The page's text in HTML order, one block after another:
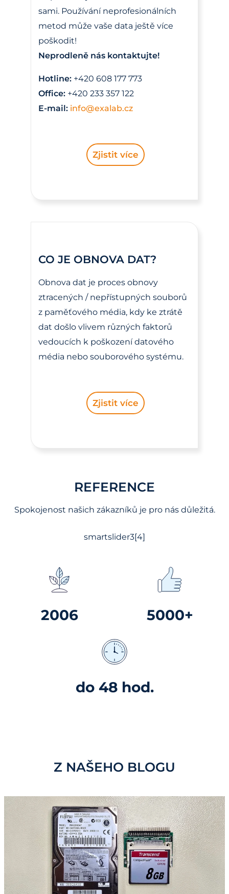
sami. Používání neprofesionálních
metod může vaše data ještě více
poškodit!
Neprodleně nás kontaktujte!
Hotline: +420 608 177 773
Office: +420 233 357 122
E-mail: info@exalab.cz
Zjistit více
CO JE OBNOVA DAT?
Obnova dat je proces obnovy
ztracených / nepřístupných souborů
z paměťového média, kdy ke ztrátě
dat došlo vlivem různých faktorů
vedoucích k poškození datového
média nebo souborového systému.
Zjistit více
REFERENCE
Spokojenost našich zákazníků je pro nás důležitá.
smartslider3[4]
2006 5000+
do 48 hod.
Z NAŠEHO BLOGU